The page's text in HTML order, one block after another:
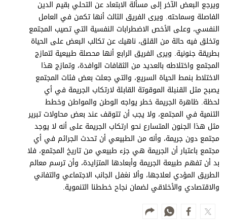
ويرجع البعض الآخر إلى مسألة الابتعاد عن التحلي بقيم الدين
الفاصلة وسماحته. ويرى الفريق الثالث أنها تكمن في العامل
النفسي، وعلى الأخص الاضطرابات النفسية التي تصيب المجتمع
وتخلق فيه حالة من القلق، ناهيك عن تكالب البعض على الحياة
بطريقة جنونية. ويرى الفريق الرابع أنها محصلة طبيعية لتمازج
المجتمع واختلاطه بالعديد من الثقافات الوافدة، وتمازج هذا
الاختلاط بنمط الحياة السريع، والتي جعلت بعض فئات المجتمع
يصبح مثل القنبلة الموقوتة القابلة لارتكاب الجريمة في أي
لحظة. ظاهرة الجريمة خطر يواجه الوطن والمواطن وخطط
التنمية في المجتمع، ولا يجب أن تتوقف عند بعض محاولات تبرير
مثل هذا الجنون المتسارع نحو ارتكاب الجريمة على أنه لا يوجد
مجتمع دون جريمة، وأنه من الطبيعي أن تحدث الجرائم في أي
مجتمع باعتبار أن الجريمة هي جزء طبيعي من تاريخ المجتمع، فلا
بد أن تفهم طبيعة الجريمة وأبعادها المتزايدة، وأن ترسم معالم
الطريق المؤدي لعلاجها، وألا نغفل الجانب الاجتماعي والتفاني
والاقتصادي والأخلاقي لضمان نجاح خططنا التنموية.